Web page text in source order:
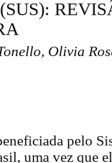
Olivia
pelo
uma vez que